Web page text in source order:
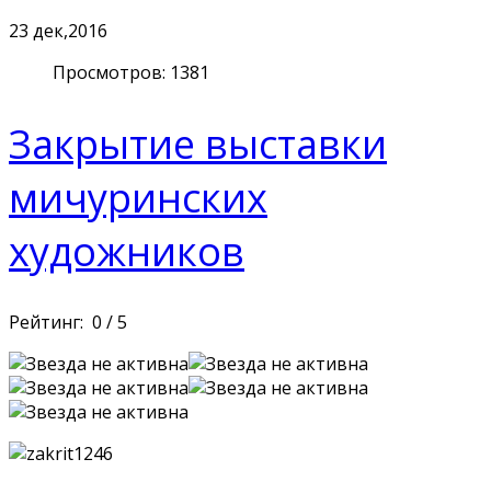
23 дек,2016
Просмотров: 1381
Закрытие выставки
мичуринских
художников
Рейтинг: 0 /5